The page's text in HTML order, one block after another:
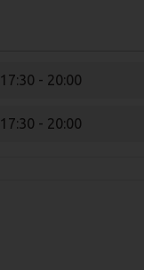
17:30 - 20:00
17:30 - 20:00